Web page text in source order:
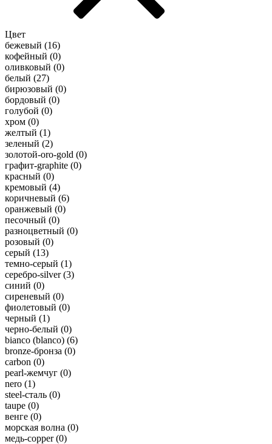
Цвет
бежевый (16)
кофейный (0)
оливковый (0)
белый (27)
бирюзовый (0)
бордовый (0)
голубой (0)
хром (0)
желтый (1)
зеленый (2)
золотой-oro-gold (0)
графит-graphite (0)
красный (0)
кремовый (4)
коричневый (6)
оранжевый (0)
песочный (0)
разноцветный (0)
розовый (0)
серый (13)
темно-серый (1)
серебро-silver (3)
синий (0)
сиреневый (0)
фиолетовый (0)
черный (1)
черно-белый (0)
bianco (blanco) (6)
bronze-бронза (0)
carbon (0)
pearl-жемчуг (0)
nero (1)
steel-сталь (0)
taupe (0)
венге (0)
морская волна (0)
медь-copper (0)